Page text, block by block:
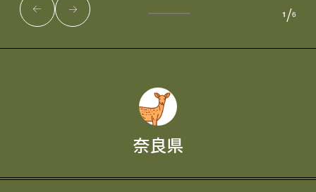
奈良県
1 /6